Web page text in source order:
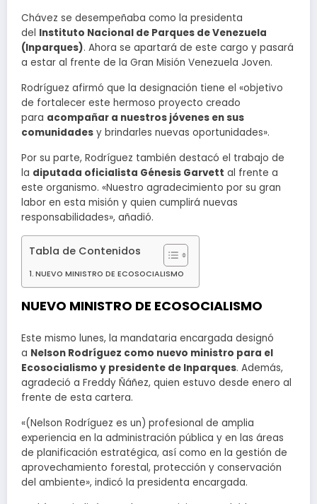
Chávez se desempeñaba como la presidenta
del Instituto Nacional de Parques de Venezuela
(Inparques). Ahora se apartará de este cargo y pasará
a estar al frente de la Gran Misión Venezuela Joven.
Rodríguez afirmó que la designación tiene el «objetivo
de fortalecer este hermoso proyecto creado
para acompañar a nuestros jóvenes en sus
comunidades y brindarles nuevas oportunidades».
Por su parte, Rodríguez también destacó el trabajo de
la diputada oficialista Génesis Garvett al frente a
este organismo. «Nuestro agradecimiento por su gran
labor en esta misión y quien cumplirá nuevas
responsabilidades», añadió.
Tabla de Contenidos
NUEVO MINISTRO DE ECOSOCIALISMO
NUEVO MINISTRO DE ECOSOCIALISMO
Este mismo lunes, la mandataria encargada designó
a Nelson Rodríguez como nuevo ministro para el
Ecosocialismo y presidente de Inparques. Además,
agradeció a Freddy Ñáñez, quien estuvo desde enero al
frente de esta cartera.
«(Nelson Rodríguez es un) profesional de amplia
experiencia en la administración pública y en las áreas
de planificación estratégica, así como en la gestión de
aprovechamiento forestal, protección y conservación
del ambiente», indicó la presidenta encargada.